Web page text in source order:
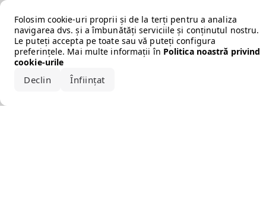
Folosim cookie-uri proprii și de la terți pentru a analiza
navigarea dvs. și a îmbunătăți serviciile și conținutul nostru.
Le puteți accepta pe toate sau vă puteți configura
preferințele. Mai multe informații în Politica noastră privind
cookie-urile
Declin Înființat
Error loading the brand